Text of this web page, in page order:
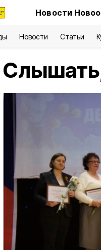
Новости
Новости Статьи